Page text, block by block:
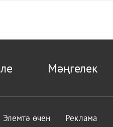
Мәңгелек
Элемтә өчен Реклама